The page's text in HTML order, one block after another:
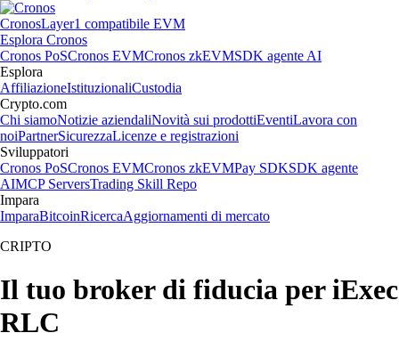
CronosLayer1 compatibile EVM
Esplora Cronos
Cronos PoSCronos EVMCronos zkEVMSDK agente AI
Esplora
AffiliazioneIstituzionaliCustodia
Crypto.com
Chi siamoNotizie aziendaliNovità sui prodottiEventiLavora con
noiPartnerSicurezzaLicenze e registrazioni
Sviluppatori
Cronos PoSCronos EVMCronos zkEVMPay SDKSDK agente
AIMCP ServersTrading Skill Repo
Impara
ImparaBitcoinRicercaAggiornamenti di mercato
CRIPTO
Il tuo broker di fiducia per iExec
RLC